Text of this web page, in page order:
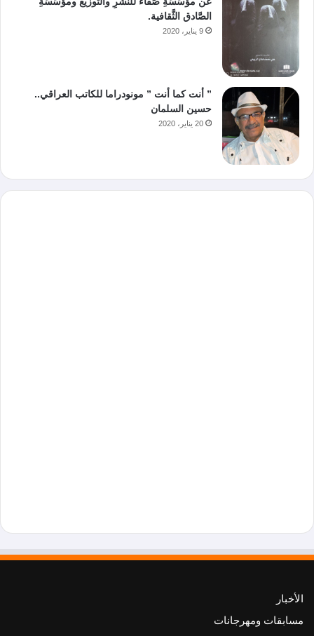
الصَّادق الثَّقافية.
9 يناير، 2020
” أنت كما أنت ” مونودراما للكاتب العراقي..
حسين السلمان
20 يناير، 2020
الأخبار
مسابقات ومهرجانات